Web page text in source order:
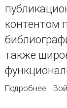
контентом
также
Подробнее о